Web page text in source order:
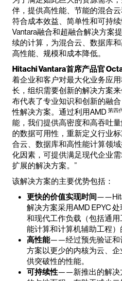
伴，提供高性能、节能的混合
符合成本效益、简单性和可持
Vantara融合和超融合解决方案
续的计算，为混合云、数据库
高性能、规模和成本降低。
Hitachi Vantara首席产品官
着企业和客户对最大化业务应
长，组织需要创新的解决方案
布代表了专业知识和创新的融
性解决方案。通过利用AMD 第四
能，我们提供高密度和高吞吐
的数据可用性，重新定义行业
合云、数据库和高性能计算领
化因素，可提供满足现代企业
扩展的解决方案。”
该解决方案的主要优势包括：
更快的价值实现时间
解决方案采用AMD EPYC
和现代工作负载（包括通
能计算和计算机辅助工程）
高性能——经过预先验证和
方案以更少的内核为云、
供突破性的性能。
可持续性——新推出的解决